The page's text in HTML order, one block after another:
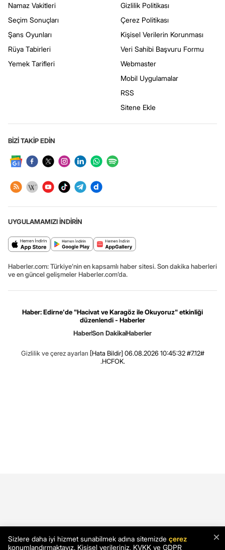
Namaz Vakitleri
Seçim Sonuçları
Şans Oyunları
Rüya Tabirleri
Yemek Tarifleri
Gizlilik Politikası
Çerez Politikası
Kişisel Verilerin Korunması
Veri Sahibi Başvuru Formu
Webmaster
Mobil Uygulamalar
RSS
Sitene Ekle
BİZİ TAKİP EDİN
UYGULAMAMIZI İNDİRİN
Haberler.com: Türkiye’nin en kapsamlı haber sitesi. Son dakika haberleri
ve en güncel gelişmeler Haberler.com’da.
Haber: Edirne'de "Hacivat ve Karagöz ile Okuyoruz" etkinliği
düzenlendi - Haberler
HaberSon DakikaHaberler
Gizlilik ve çerez ayarları [Hata Bildir] 06.08.2026 10:45:32 #7.12#
.HCFOK.
×
Sizlere daha iyi hizmet sunabilmek adına sitemizde çerez
konumlandırmaktayız. Kişisel verileriniz, KVKK ve GDPR